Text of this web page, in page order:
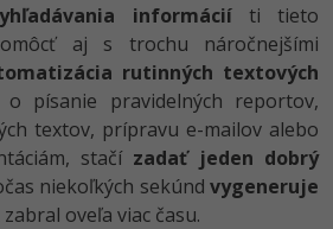
informáciíti tieto
aj s trochu náročnejšími
rutinných textových
písanie pravidelných reportov,
textov, prípravu e-mailov alebo
stačí zadať jeden dobrý
niekoľkých sekúnd vygeneruje
oveľa viac času.